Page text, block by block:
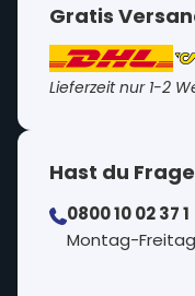
Gratis
Lieferzeit nur 1-2
Hast du
0800 10 02 37 1
⁠Montag-